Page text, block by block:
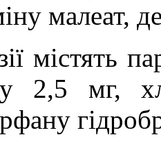
малеат,
містять
2,5 мг,